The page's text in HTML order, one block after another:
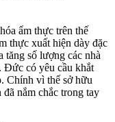
ẩm thực trên thế
thực xuất hiện dày đặc
số lượng các nhà
Đức có yêu cầu khắt
Chính vì thế sở hữu
nắm chắc trong tay